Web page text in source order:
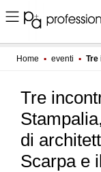
Home ▪ eventi ▪ Tre
Tre
di
Scarpa e